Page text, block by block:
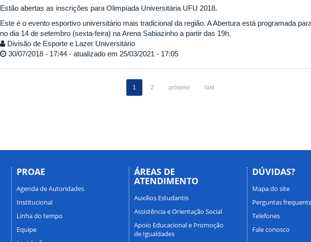
Estão abertas as inscrições para Olimpíada Universitária UFU 2018.
Este é o evento esportivo universitário mais tradicional da região. A Abertura está programada
no dia 14 de setembro (sexta-feira) na Arena Sabiazinho a partir das 19h.
Divisão de Esporte e Lazer Universitário
30/07/2018 - 17:44 - atualizado em 25/03/2021 - 17:05
1 2 próximo last
PROAE
Agenda de Autoridades
Institucional
Linha do tempo
Equipe
ÁREAS DE
ATENDIMENTO
Auxílios Estudantis
Assistência e Orientação Social
Apoio Educacional e Promoção
de Igualdades
DÚVIDAS?
Mapa do site
Perguntas
Telefones
Fale conosco